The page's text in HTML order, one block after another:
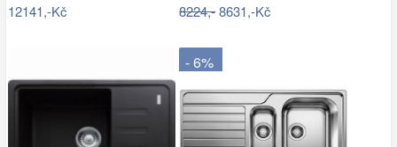
12141,-Kč 8224,-8631,-Kč
- 6%